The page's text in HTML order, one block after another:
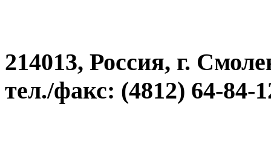
214013, Россия, г.
тел./факс: (4812) 64-84-